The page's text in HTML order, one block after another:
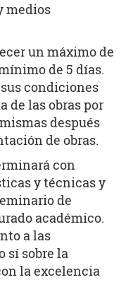
medios
un máximo de
de 5 días.
condiciones
de las obras por
después
de obras.
con
y técnicas y
de
académico.
a las
sí sobre la
la excelencia